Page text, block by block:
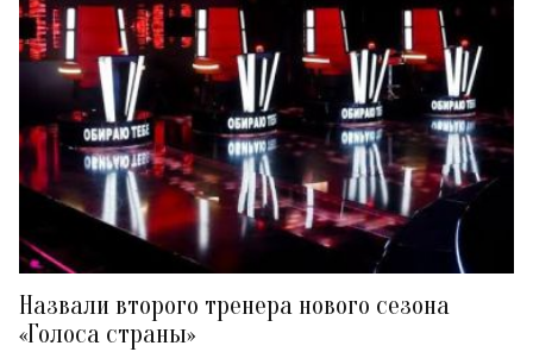
Назвали второго тренера нового сезона
«Голоса страны»